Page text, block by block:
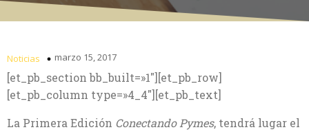
Noticias marzo 15, 2017
[et_pb_section bb_built=»1″][et_pb_row]
[et_pb_column type=»4_4″][et_pb_text]
La Primera Edición Conectando Pymes, tendrá lugar el